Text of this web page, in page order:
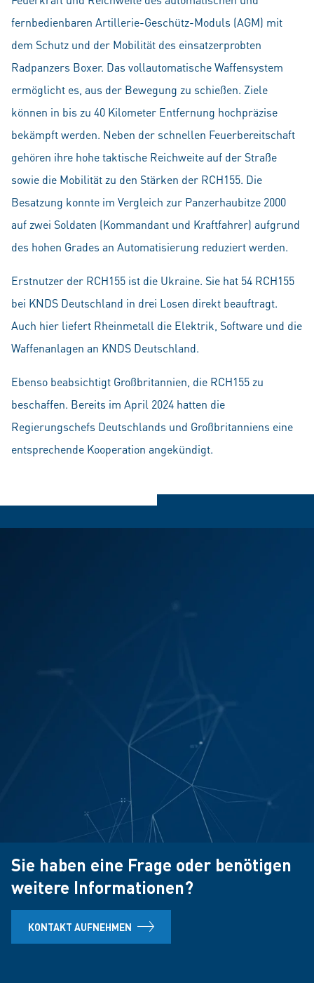
fernbedienbaren Artillerie-Geschütz-Moduls (AGM) mit
dem Schutz und der Mobilität des einsatzerprobten
Radpanzers Boxer. Das voll­automatische Waffensystem
ermöglicht es, aus der Bewegung zu schießen. Ziele
können in bis zu 40 Kilometer Entfernung hochpräzise
bekämpft werden. Neben der schnellen Feuerbereitschaft
gehören ihre hohe taktische Reichweite auf der Straße
sowie die Mobilität zu den Stärken der RCH155. Die
Besatzung konnte im Vergleich zur Panzerhaubitze 2000
auf zwei Soldaten (Kommandant und Kraftfahrer) aufgrund
des hohen Grades an Automatisierung reduziert werden.
Erstnutzer der RCH155 ist die Ukraine. Sie hat 54 RCH155
bei KNDS Deutschland in drei Losen direkt beauftragt.
Auch hier liefert Rheinmetall die Elektrik, Software und die
Waffenanlagen an KNDS Deutschland.
Ebenso beabsichtigt Großbritannien, die RCH155 zu
beschaffen. Bereits im April 2024 hatten die
Regierungschefs Deutschlands und Großbritanniens eine
entsprechende Kooperation angekündigt.
Sie haben eine Frage oder benötigen
weitere Informationen?
KONTAKT AUFNEHMEN